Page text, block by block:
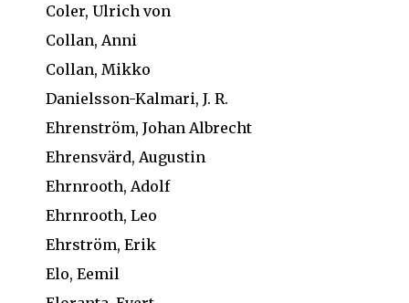
Coler, Ulrich von
Collan, Anni
Collan, Mikko
Danielsson-Kalmari, J. R.
Ehrenström, Johan Albrecht
Ehrensvärd, Augustin
Ehrnrooth, Adolf
Ehrnrooth, Leo
Ehrström, Erik
Elo, Eemil